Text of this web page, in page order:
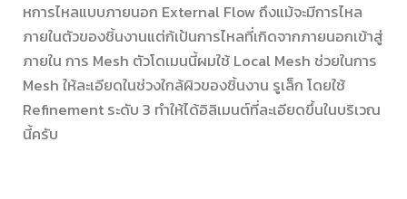
หการไหลแบบภายนอก External Flow ถึงแม้จะมีการไหล
ภายในตัวของชิ้นงานแต่ก้เป้นการไหลที่เกิดจากภายนอกเข้าสู่
ภายใน การ Mesh ตัวโดเมนนี้ผมใช้ Local Mesh ช่วยในการ
Mesh ให้ละเอียดในช่วงใกล้ผิวของชิ้นงาน รูเล็ก โดยใช้
Refinement ระดับ 3 ทำให้ได้อิลิเมนต์ที่ละเอียดขึ้นในบริเวณ
นี้ครับ